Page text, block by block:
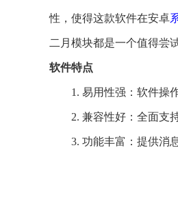
性，使得这款软件在安卓
二月模块都是一个值得尝
软件特点
1. 易用性强：软件操
2. 兼容性好：全面支
3. 功能丰富：提供消